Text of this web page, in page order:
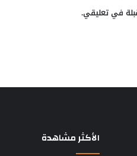
في تعليقي.
الأكثر مشاهدة